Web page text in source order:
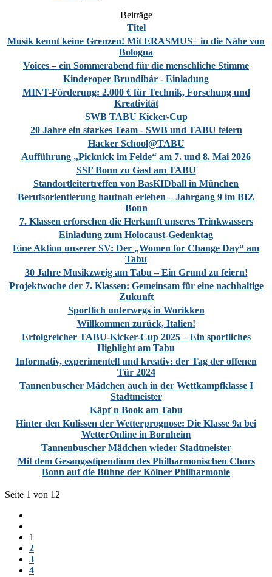
Beiträge
Titel
Musik kennt keine Grenzen! Mit ERASMUS+ in die Nähe von
Bologna
Voices – ein Sommerabend für die menschliche Stimme
Kinderoper Brundibár - Einladung
MINT-Förderung: 2.000 € für Technik, Forschung und
Kreativität
SWB TABU Kicker-Cup
20 Jahre ein starkes Team - SWB und TABU feiern
Hacker School@TABU
Aufführung „Picknick im Felde“ am 7. und 8. Mai 2026
SSF Bonn zu Gast am TABU
Standortleitertreffen von BasKIDball in München
Berufsorientierung hautnah erleben – Jahrgang 9 im BIZ
Bonn
7. Klassen erforschen die Herkunft unseres Trinkwassers
Einladung zum Holocaust-Gedenktag
Eine Aktion unserer SV: Der „Women for Change Day“ am
Tabu
30 Jahre Musikzweig am Tabu – Ein Grund zu feiern!
Projektwoche der 7. Klassen: Gemeinsam für eine nachhaltige
Zukunft
Sportlich unterwegs in Worikken
Willkommen zurück, Italien!
Erfolgreicher TABU-Kicker-Cup 2025 – Ein sportliches
Highlight am Tabu
Informativ, experimentell und kreativ: der Tag der offenen
Tür 2024
Tannenbuscher Mädchen auch in der Wettkampfklasse I
Stadtmeister
Käpt´n Book am Tabu
Hinter den Kulissen der Wetterprognose: Die Klasse 9a bei
WetterOnline in Bornheim
Tannenbuscher Mädchen wieder Stadtmeister
Mit dem Gesangsstipendium des Philharmonischen Chors
Bonn auf die Bühne der Kölner Philharmonie
Seite 1 von 12
1
2
3
4